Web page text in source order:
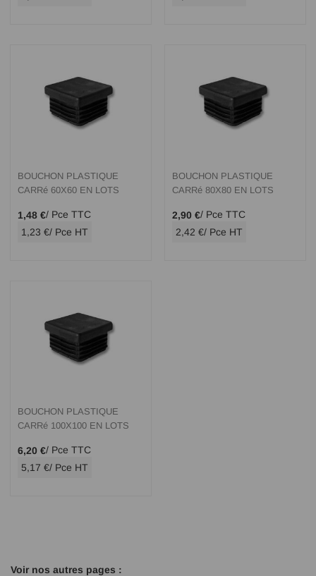
BOUCHON PLASTIQUE
CARRé 60X60 EN LOTS
1,48 €/ Pce TTC
1,23 €/ Pce HT
BOUCHON PLASTIQUE
CARRé 80X80 EN LOTS
2,90 €/ Pce TTC
2,42 €/ Pce HT
BOUCHON PLASTIQUE
CARRé 100X100 EN LOTS
6,20 €/ Pce TTC
5,17 €/ Pce HT
Voir nos autres pages :